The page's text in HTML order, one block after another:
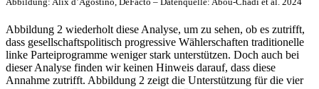
Abbildung 2 wiederholt diese Analyse, um zu sehen, ob es zutrifft,
dass gesellschaftspolitisch progressive Wählerschaften traditionelle
linke Parteiprogramme weniger stark unterstützen. Doch auch bei
dieser Analyse finden wir keinen Hinweis darauf, dass diese
Annahme zutrifft. Abbildung 2 zeigt die Unterstützung für die vier